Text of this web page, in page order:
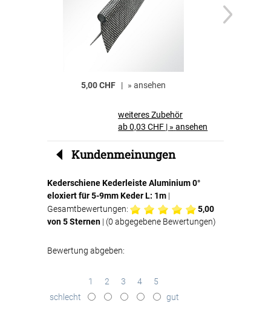
5,00 CHF | » ansehen
weiteres Zubehör
ab 0,03 CHF | » ansehen
Kundenmeinungen
Kederschiene Kederleiste Aluminium 0°
eloxiert für 5-9mm Keder L: 1m|
Gesamtbewertungen:
5,00
von 5 Sternen
| (0 abgegebene Bewertungen)
Bewertung abgeben:
1 2 3 4
5
schlecht
gut